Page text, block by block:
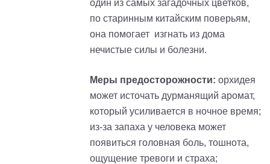
один из самых загадочных цветков,
по старинным китайским поверьям,
она помогает изгнать из дома
нечистые силы и болезни.
Меры предосторожности: орхидея
может источать дурманящий аромат,
который усиливается в ночное время;
из-за запаха у человека может
появиться головная боль, тошнота,
ощущение тревоги и страха;